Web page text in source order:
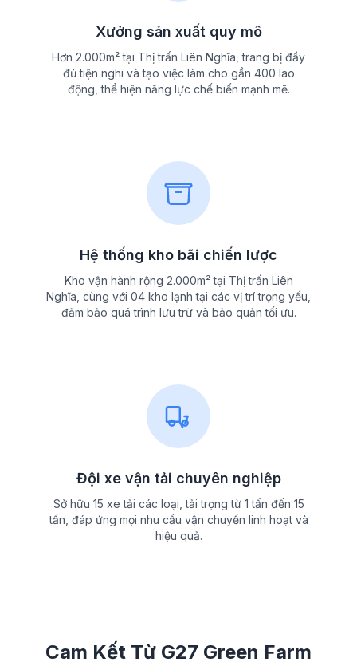
Xưởng sản xuất quy mô
Hơn 2.000m² tại Thị trấn Liên Nghĩa, trang bị đầy
đủ tiện nghi và tạo việc làm cho gần 400 lao
động, thể hiện năng lực chế biến mạnh mẽ.
Hệ thống kho bãi chiến lược
Kho vận hành rộng 2.000m² tại Thị trấn Liên
Nghĩa, cùng với 04 kho lạnh tại các vị trí trọng yếu,
đảm bảo quá trình lưu trữ và bảo quản tối ưu.
Đội xe vận tải chuyên nghiệp
Sở hữu 15 xe tải các loại, tải trọng từ 1 tấn đến 15
tấn, đáp ứng mọi nhu cầu vận chuyển linh hoạt và
hiệu quả.
Cam Kết Từ G27 Green Farm